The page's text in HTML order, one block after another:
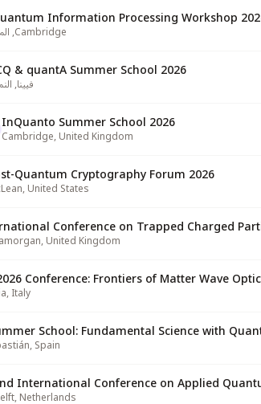
Information Processing Workshop
Cambridge
,
& quantA Summer School 2026
فيينا,
InQuanto Summer School 2026
Cambridge,United Kingdom
2026 Post-Quantum Cryptography Forum
,United States
Conference on Trapped Charged
,United Kingdom
Conference: Frontiers of Matter Wave
,Italy
School: Fundamental Science with
,Spain
International Conference on Applied
,Netherlands